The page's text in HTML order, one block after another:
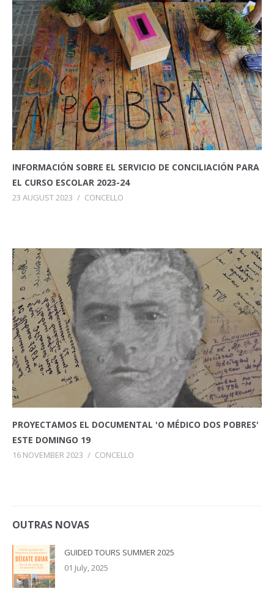
INFORMACIÓN SOBRE EL SERVICIO DE CONCILIACIÓN PARA
EL CURSO ESCOLAR 2023-24
23 AUGUST 2023 / CONCELLO
PROYECTAMOS EL DOCUMENTAL 'O MÉDICO DOS POBRES'
ESTE DOMINGO 19
16 NOVEMBER 2023 / CONCELLO
OUTRAS NOVAS
GUIDED TOURS SUMMER 2025
01 July, 2025